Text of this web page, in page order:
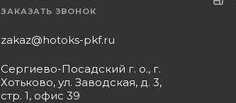
ЗАКАЗАТЬ ЗВОНОК
zakaz@hotoks-pkf.ru
Сергиево-Посадский г. о., г.
Хотьково, ул. Заводская, д. 3,
стр. 1, офис 39